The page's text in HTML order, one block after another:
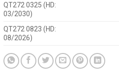
QT272 0325 (HD:
03/2030)
QT272 0823 (HD:
08/2026)